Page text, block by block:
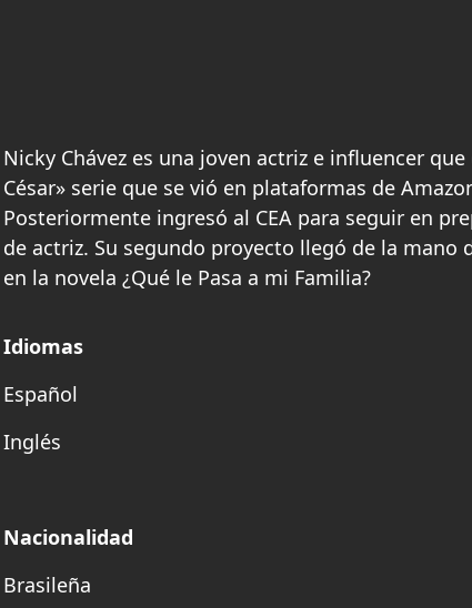
Nicky Chávez es una joven actriz e influencer
César» serie que se vió en plataformas de
Posteriormente ingresó al CEA para seguir en
de actriz. Su segundo proyecto llegó de la mano
en la novela ¿Qué le Pasa a mi Familia?
Idiomas
Español
Inglés
Nacionalidad
Brasileña